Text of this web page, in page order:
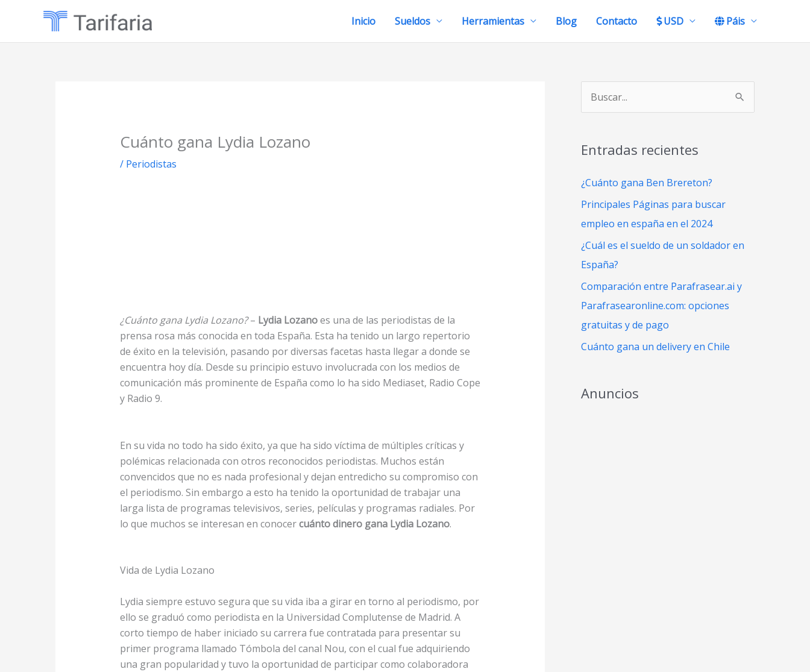
Inicio Sueldos Herramientas Blog Contacto USD Páis
Cuánto gana Lydia Lozano
/ Periodistas
¿Cuánto gana Lydia Lozano?– Lydia Lozanoes una de las periodistas de la
prensa rosa más conocida en toda España. Esta ha tenido un largo repertorio
de éxito en la televisión, pasando por diversas facetas hasta llegar a donde se
encuentra hoy día. Desde su principio estuvo involucrada con los medios de
comunicación más prominente de España como lo ha sido Mediaset, Radio Cope
y Radio 9.
En su vida no todo ha sido éxito, ya que ha sido víctima de múltiples críticas y
polémicas relacionada con otros reconocidos periodistas. Muchos están
convencidos que no es nada profesional y dejan entredicho su compromiso con
el periodismo. Sin embargo a esto ha tenido la oportunidad de trabajar una
larga lista de programas televisivos, series, películas y programas radiales. Por
lo que muchos se interesan en conocercuánto dinero gana Lydia Lozano.
Vida de Lydia Lozano
Lydia siempre estuvo segura que su vida iba a girar en torno al periodismo, por
ello se graduó como periodista en la Universidad Complutense de Madrid. A
corto tiempo de haber iniciado su carrera fue contratada para presentar su
primer programa llamado Tómbola del canal Nou, con el cual fue adquiriendo
una gran popularidad y tuvo la oportunidad de participar como colaboradora
c
r
Entradas recientes
¿Cuánto gana Ben Brereton?
Principales Páginas para buscar
empleo en españa en el 2024
¿Cuál es el sueldo de un soldador en
España?
Comparación entre Parafrasear.ai y
Parafrasearonline.com: opciones
gratuitas y de pago
Cuánto gana un delivery en Chile
Anuncios